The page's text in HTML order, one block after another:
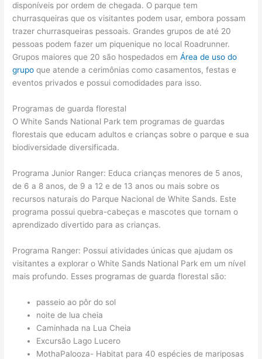
disponíveis por ordem de chegada. O parque tem
churrasqueiras que os visitantes podem usar, embora possam
trazer churrasqueiras pessoais. Grandes grupos de até 20
pessoas podem fazer um piquenique no local Roadrunner.
Grupos maiores que 20 são hospedados emÁrea de uso do
grupo que atende a cerimônias como casamentos, festas e
eventos privados e possui comodidades para isso.
Programas de guarda florestal
O White Sands National Park tem programas de guardas
florestais que educam adultos e crianças sobre o parque e sua
biodiversidade diversificada.
Programa Junior Ranger: Educa crianças menores de 5 anos,
de 6 a 8 anos, de 9 a 12 e de 13 anos ou mais sobre os
recursos naturais do Parque Nacional de White Sands. Este
programa possui quebra-cabeças e mascotes que tornam o
aprendizado divertido para as crianças.
Programa Ranger: Possui atividades únicas que ajudam os
visitantes a explorar o White Sands National Park em um nível
mais profundo. Esses programas de guarda florestal são:
passeio ao pôr do sol
noite de lua cheia
Caminhada na Lua Cheia
Excursão Lago Lucero
MothaPalooza- Habitat para 40 espécies de mariposas